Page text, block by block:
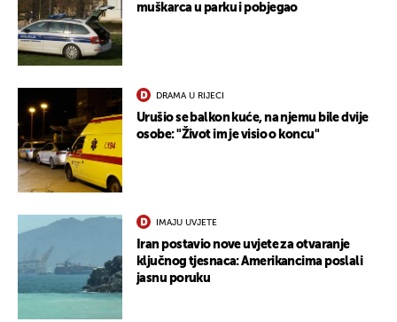
muškarca u parku i pobjegao
DRAMA U RIJECI
Urušio se balkon kuće, na njemu bile dvije
osobe: "Život im je visio o koncu"
IMAJU UVJETE
Iran postavio nove uvjete za otvaranje
ključnog tjesnaca: Amerikancima poslali
jasnu poruku